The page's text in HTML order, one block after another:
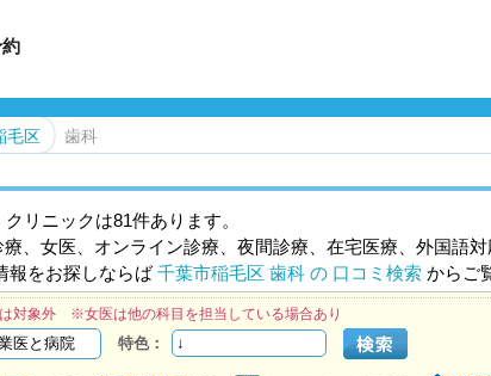
毛区 歯科
リニックは81件あります。
、女医、オンライン診療、夜間診療、在宅医療、外国語
報をお探しならば千葉市稲毛区 歯科 の 口コミ検索 からご
対象外 ※女医は他の科目を担当している場合あり
特色：